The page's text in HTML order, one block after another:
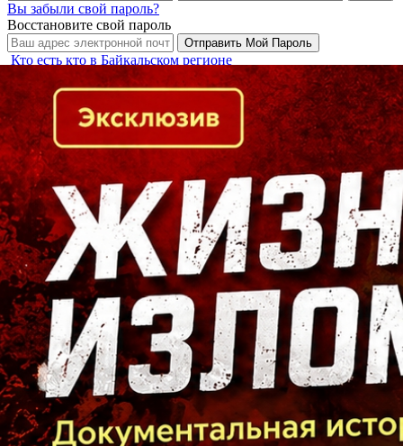
Вы забыли свой пароль?
Восстановите свой пароль
Кто есть кто в Байкальском регионе